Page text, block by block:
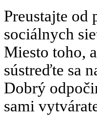
Preustajte
sociálnych
Miesto toho,
sústreďte sa
Dobrý
sami